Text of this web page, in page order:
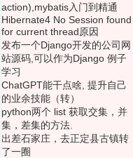
action),mybatis入门到精通
Hibernate4 No Session found
for current thread原因
发布一个Django开发的公司网
站源码,可以作为Django 例子
学习
ChatGPT能干点啥, 提升自己
的业余技能（转）
python两个 list 获取交集，并
集，差集的方法.
出差石家庄，去正定县古镇转
了一圈